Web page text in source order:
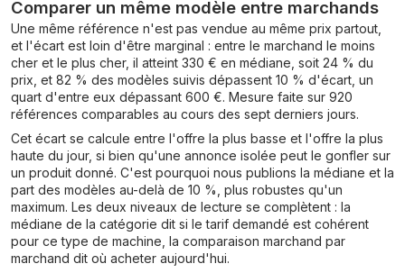
Comparer un même modèle entre marchands
Une même référence n'est pas vendue au même prix partout,
et l'écart est loin d'être marginal : entre le marchand le moins
cher et le plus cher, il atteint 330 € en médiane, soit 24 % du
prix, et 82 % des modèles suivis dépassent 10 % d'écart, un
quart d'entre eux dépassant 600 €. Mesure faite sur 920
références comparables au cours des sept derniers jours.
Cet écart se calcule entre l'offre la plus basse et l'offre la plus
haute du jour, si bien qu'une annonce isolée peut le gonfler sur
un produit donné. C'est pourquoi nous publions la médiane et la
part des modèles au-delà de 10 %, plus robustes qu'un
maximum. Les deux niveaux de lecture se complètent : la
médiane de la catégorie dit si le tarif demandé est cohérent
pour ce type de machine, la comparaison marchand par
marchand dit où acheter aujourd'hui.